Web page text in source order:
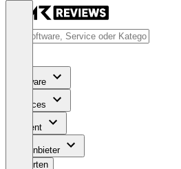
Software
Services
Content
Für Anbieter
Bewerten